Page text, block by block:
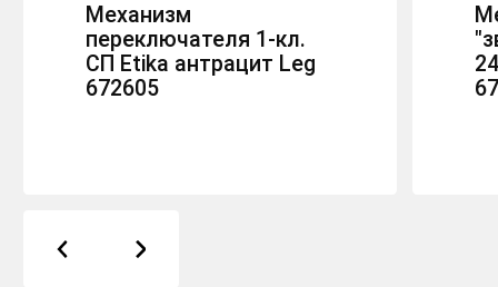
Механизм
переключателя 1-кл.
СП Etika антрацит Leg
672605